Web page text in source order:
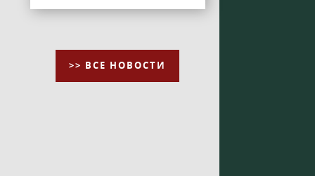
>> ВСЕ НОВОСТИ